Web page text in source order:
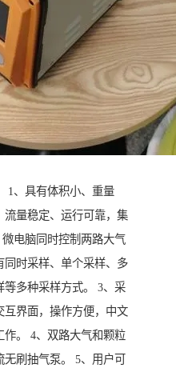
1、具有体积小、重量
量稳定、运行可靠，集
电脑同时控制两路大气
同时采样、单个采样、多
多种采样方式。 3、采
互界面，操作方便，中文
作。 4、双路大气和颗粒
刷抽气泵。 5、用户可